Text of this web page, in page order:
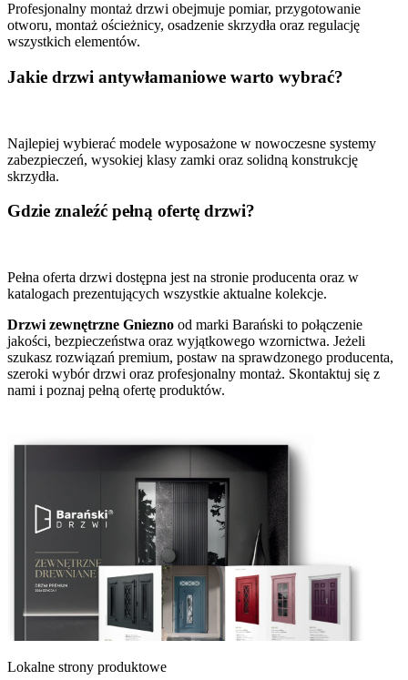
Profesjonalny montaż drzwi obejmuje pomiar, przygotowanie
otworu, montaż ościeżnicy, osadzenie skrzydła oraz regulację
wszystkich elementów.
Jakie drzwi antywłamaniowe warto wybrać?
Najlepiej wybierać modele wyposażone w nowoczesne systemy
zabezpieczeń, wysokiej klasy zamki oraz solidną konstrukcję
skrzydła.
Gdzie znaleźć pełną ofertę drzwi?
Pełna oferta drzwi dostępna jest na stronie producenta oraz w
katalogach prezentujących wszystkie aktualne kolekcje.
Drzwi zewnętrzne Gniezno od marki Barański to połączenie
jakości, bezpieczeństwa oraz wyjątkowego wzornictwa. Jeżeli
szukasz rozwiązań premium, postaw na sprawdzonego producenta,
szeroki wybór drzwi oraz profesjonalny montaż. Skontaktuj się z
nami i poznaj pełną ofertę produktów.
Lokalne strony produktowe